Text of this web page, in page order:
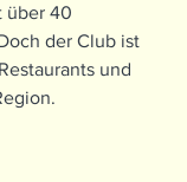
über 40
der Club ist
und